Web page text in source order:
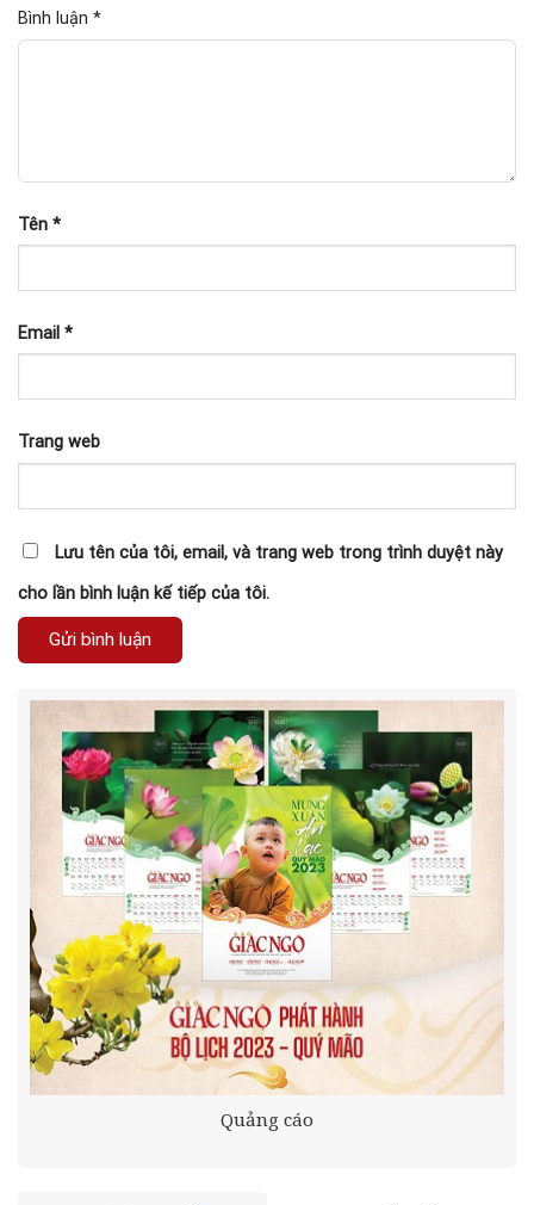
Bình luận *
Tên *
Email *
Trang web
Lưu tên của tôi, email, và trang web trong trình duyệt này
cho lần bình luận kế tiếp của tôi.
Quảng cáo